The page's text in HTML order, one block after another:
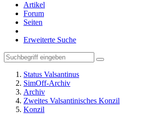
Artikel
Forum
Seiten
Erweiterte Suche
Status Valsantinus
SimOff-Archiv
Archiv
Zweites Valsantinisches Konzil
Konzil